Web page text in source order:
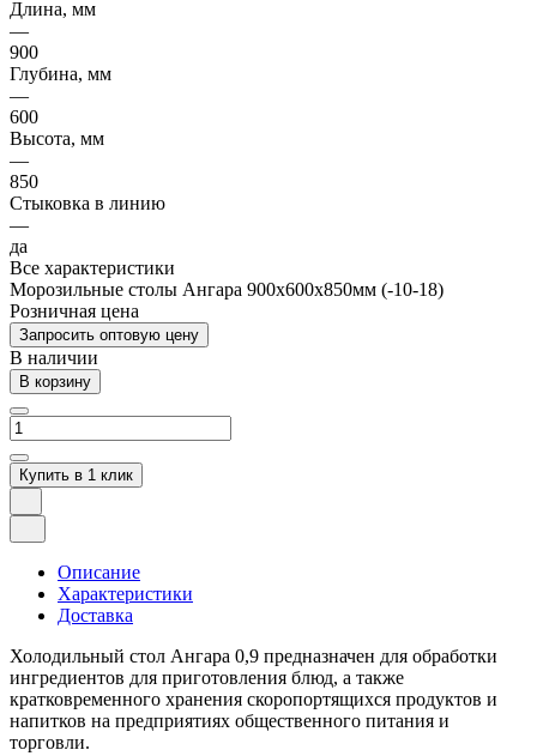
Длина, мм
—
900
Глубина, мм
—
600
Высота, мм
—
850
Стыковка в линию
—
да
Все характеристики
Морозильные столы Ангара 900х600х850мм (-10-18)
Розничная цена
Запросить оптовую цену
В наличии
В корзину
Купить в 1 клик
Описание
Характеристики
Доставка
Холодильный стол Ангара 0,9 предназначен для обработки
ингредиентов для приготовления блюд, а также
кратковременного хранения скоропортящихся продуктов и
напитков на предприятиях общественного питания и
торговли.